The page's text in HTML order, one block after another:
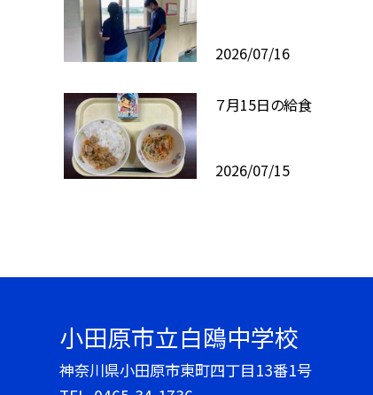
2026/07/16
７月15日の給食
2026/07/15
小田原市立白鴎中学校
神奈川県小田原市東町四丁目13番1号